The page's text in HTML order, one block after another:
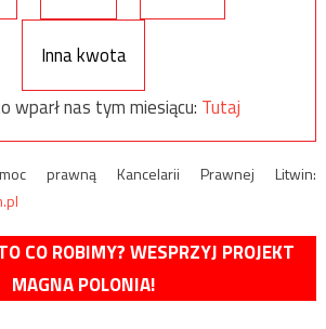
Inna kwota
wparł nas tym miesiącu: Tutaj
prawną Kancelarii Prawnej Litwin:
CO ROBIMY? WESPRZYJ PROJEKT
MAGNA POLONIA!